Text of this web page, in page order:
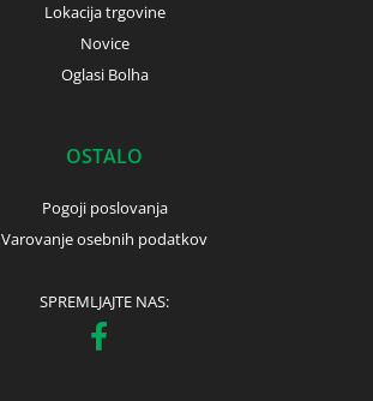
Lokacija trgovine
Novice
Oglasi Bolha
OSTALO
Pogoji poslovanja
Varovanje osebnih podatkov
SPREMLJAJTE NAS: